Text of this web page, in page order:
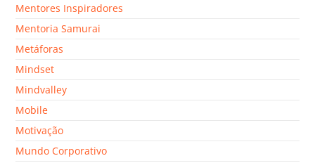
Mentores Inspiradores
Mentoria Samurai
Metáforas
Mindset
Mindvalley
Mobile
Motivação
Mundo Corporativo